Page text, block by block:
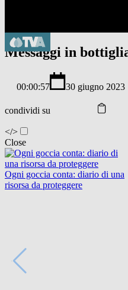
Messaggi in
00:00:57 30 giugno 2023
condividi su
</>
Close
Ogni goccia conta: diario di una
risorsa da proteggere